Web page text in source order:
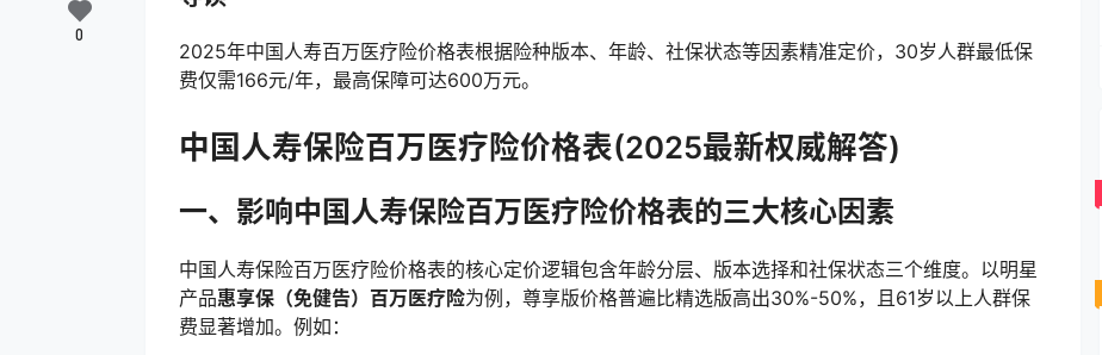
2025年中国人寿百万医疗险价格表根据险种版本、年龄、社保状态等因素精准定价，30岁人群最低保
费仅需166元/年，最高保障可达600万元。
中国人寿保险百万医疗险价格表(2025最新权威解答)
一、影响中国人寿保险百万医疗险价格表的三大核心因素
中国人寿保险百万医疗险价格表的核心定价逻辑包含年龄分层、版本选择和社保状态三个维度。以明星
产品惠享保（免健告）百万医疗险为例，尊享版价格普遍比精选版高出30%-50%，且61岁以上人群保
费显著增加。例如：
0